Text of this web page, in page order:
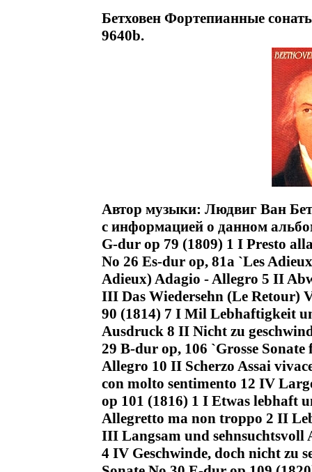
Бетховен Фортепианные
9640b.
Автор музыки: Людвиг Ван
с информацией о данном
G-dur op 79 (1809) 1 I Presto
No 26 Es-dur op, 81a `Les
Adieux) Adagio - Allegro 5 II
III Das Wiedersehn (Le Retour)
90 (1814) 7 I Mil Lebhaftigkeit
Ausdruck 8 II Nicht zu
29 B-dur op, 106 `Grosse
Allegro 10 II Scherzo Assai
con molto sentimento 12 IV
op 101 (1816) 1 I Etwas lebhaft
Allegretto ma non troppo 2 II
III Langsam und sehnsuchtsvoll
4 IV Geschwinde, doch nicht zu